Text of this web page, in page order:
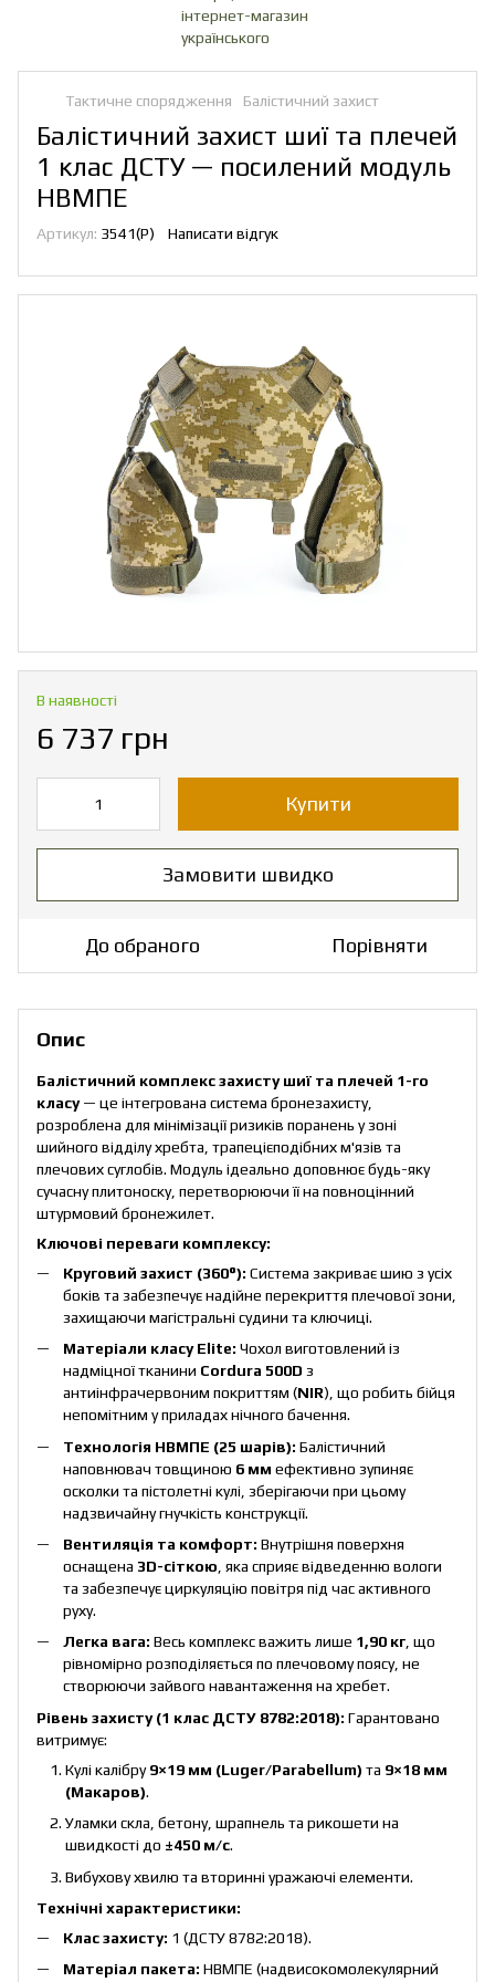
Тактичне спорядження Балістичний захист
Балістичний захист шиї та плечей
1 клас ДСТУ — посилений модуль
НВМПЕ
Артикул: 3541(P) Написати відгук
В наявності
6 737 грн
Купити
Замовити швидко
До обраного Порівняти
Опис
Балістичний комплекс захисту шиї та плечей 1-го
класу— це інтегрована система бронезахисту,
розроблена для мінімізації ризиків поранень у зоні
шийного відділу хребта, трапецієподібних м'язів та
плечових суглобів. Модуль ідеально доповнює будь-яку
сучасну плитоноску, перетворюючи її на повноцінний
штурмовий бронежилет.
Ключові переваги комплексу:
Круговий захист (360°): Система закриває шию з усіх
боків та забезпечує надійне перекриття плечової зони,
захищаючи магістральні судини та ключиці.
Матеріали класу Elite: Чохол виготовлений із
надміцної тканини Cordura 500D з
антиінфрачервоним покриттям (NIR), що робить бійця
непомітним у приладах нічного бачення.
Технологія НВМПЕ (25 шарів): Балістичний
наповнювач товщиною 6 мм ефективно зупиняє
осколки та пістолетні кулі, зберігаючи при цьому
надзвичайну гнучкість конструкції.
Вентиляція та комфорт: Внутрішня поверхня
оснащена 3D-сіткою , яка сприяє відведенню вологи
та забезпечує циркуляцію повітря під час активного
руху.
Легка вага: Весь комплекс важить лише 1,90 кг, що
рівномірно розподіляється по плечовому поясу, не
створюючи зайвого навантаження на хребет.
Рівень захисту (1 клас ДСТУ 8782:2018): Гарантовано
витримує:
Кулі калібру9×19 мм (Luger/Parabellum) та 9×18 мм
(Макаров).
Уламки скла, бетону, шрапнель та рикошети на
швидкості до ±450 м/с.
Вибухову хвилю та вторинні уражаючі елементи.
Технічні характеристики:
Клас захисту: 1 (ДСТУ 8782:2018).
Матеріал пакета: НВМПЕ (надвисокомолекулярний